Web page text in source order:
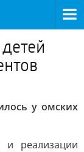
у омских
реализации